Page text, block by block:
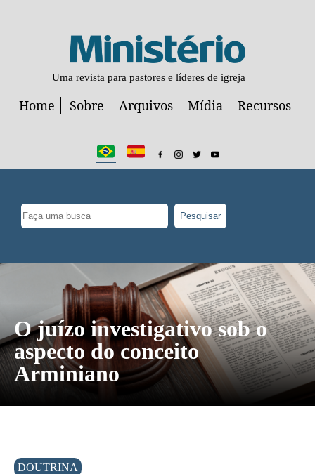
Uma revista para pastores e líderes de igreja
Home Sobre Arquivos Mídia Recursos
Pesquisar
O juízo investigativo sob o
aspecto do conceito
Arminiano
DOUTRINA